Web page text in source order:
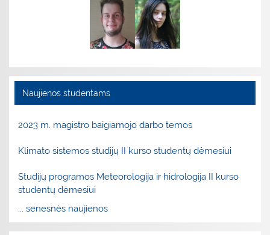
Naujienos studentams
2023 m. magistro baigiamojo darbo temos
Klimato sistemos studijų II kurso studentų dėmesiui
Studijų programos Meteorologija ir hidrologija II kurso
studentų dėmesiui
... senesnės naujienos